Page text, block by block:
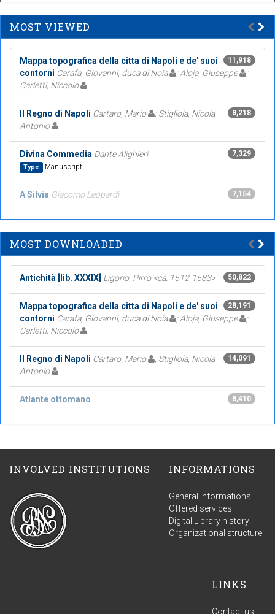
MOST VIEWED
11,918
Mappa topografica della citta di Napoli e de' suoi
contorni Carafa, Giovanni, duca di Noia ; Aloja, Giuseppe
;
Carletti, Niccolo
8,218
Il Regno di Napoli Cartaro, Mario
; Stigliola, Nicola
Antonio
7,329
Divina Commedia Dante Alighieri
Type Manuscript
7,154
A Silvia Giacomo Leopardi
MOST DOWNLOADED
50,822
Antichità [lib. XXXIX] Ligorio, Pirro <ca. 1512-1583>
28,191
Mappa topografica della citta di Napoli e de' suoi
contorni Carafa, Giovanni, duca di Noia ; Aloja, Giuseppe
;
Carletti, Niccolo
14,091
Il Regno di Napoli Cartaro, Mario
; Stigliola, Nicola
Antonio
8,410
Atlante ottomano
INVOLVED INSTITUTIONS INFORMATIONS
General informations
Offered services
Digital Library history
Organizational structure
LINKS
Contact us